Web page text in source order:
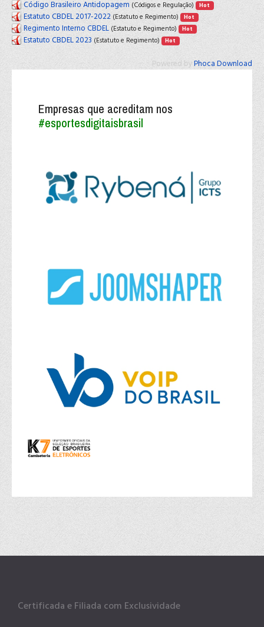
Código Brasileiro Antidopagem (Códigos e Regulação) Hot
Estatuto CBDEL 2017-2022 (Estatuto e Regimento) Hot
Regimento Interno CBDEL (Estatuto e Regimento) Hot
Estatuto CBDEL 2023 (Estatuto e Regimento) Hot
Powered byPhoca Download
Empresas que acreditam nos
#esportesdigitaisbrasil
Certificada e Filiada com Exclusividade